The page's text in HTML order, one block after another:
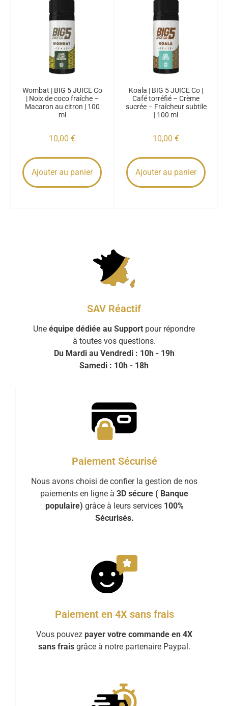
Wombat | BIG 5 JUICE Co
| Noix de coco fraîche –
Macaron au citron | 100
ml
10,00 €
Ajouter au panier
Koala | BIG 5 JUICE Co |
Café torréfié – Crème
sucrée – Fraîcheur subtile
| 100 ml
10,00 €
Ajouter au panier
SAV Réactif
Une équipe dédiée au Support pour répondre
à toutes vos questions.
Du Mardi au Vendredi : 10h - 19h
Samedi : 10h - 18h
Paiement Sécurisé
Nous avons choisi de confier la gestion de nos
paiements en ligne à 3D sécure ( Banque
populaire) grâce à leurs services 100%
Sécurisés.
Paiement en 4X sans frais
Vous pouvez payer votre commande en 4X
sans frais grâce à notre partenaire Paypal.